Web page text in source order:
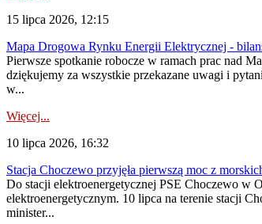
15 lipca 2026, 12:15
Mapa Drogowa Rynku Energii Elektrycznej -
Pierwsze spotkanie robocze w ramach prac nad
dziękujemy za wszystkie przekazane uwagi i
w...
Więcej...
10 lipca 2026, 16:32
Stacja Choczewo przyjęła pierwszą moc z
Do stacji elektroenergetycznej PSE Choczewo w
elektroenergetycznym. 10 lipca na terenie stacji
minister...